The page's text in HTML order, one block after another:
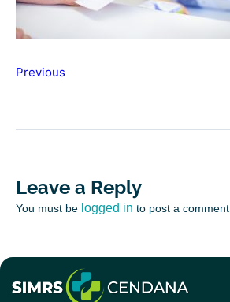
Previous
Leave a Reply
You must be logged in to post a comment.